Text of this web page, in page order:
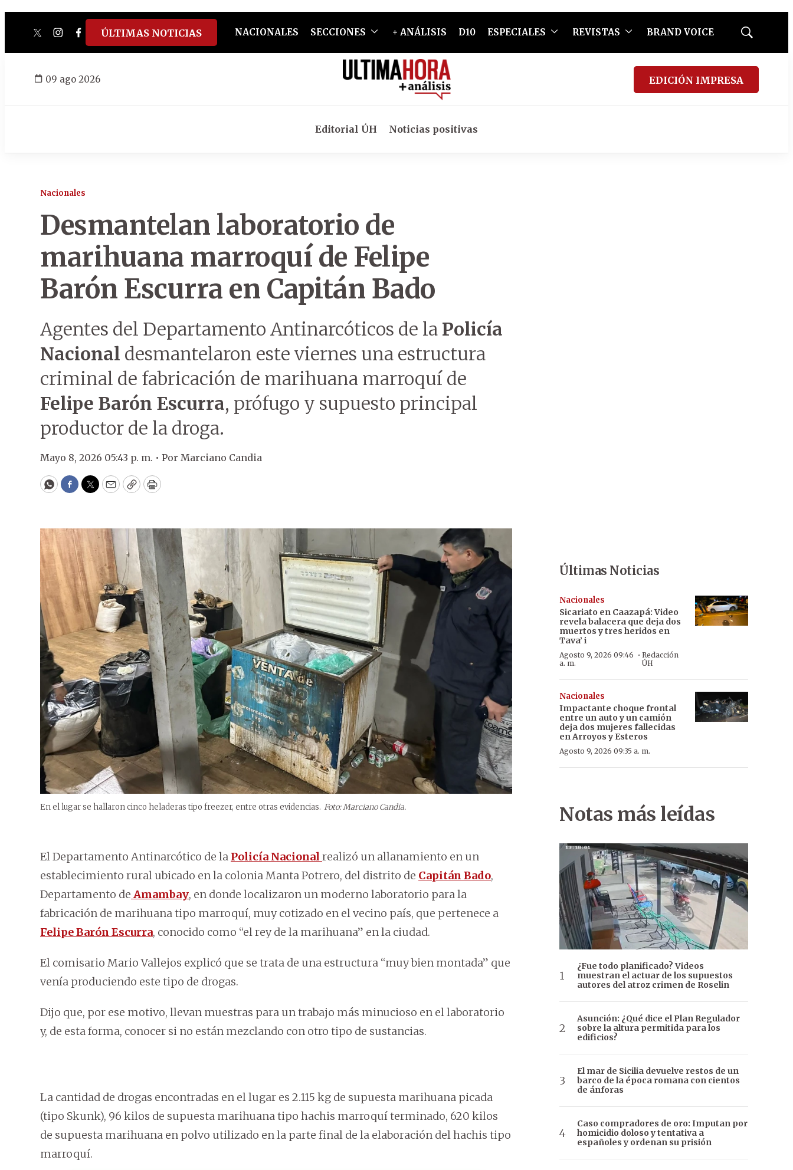
twitterinstagram
facebook
tiktokyoutube
spotify
ÚLTIMAS NOTICIAS NACIONALES SECCIONES + ANÁLISIS D10 ESPECIALES REVISTAS BRAND VOICE
Mostrar
09 ago 2026 EDICIÓN IMPRESA
Editorial ÚH Noticias positivas
Nacionales
Desmantelan laboratorio de
marihuana marroquí de Felipe
Barón Escurra en Capitán Bado
Agentes del Departamento Antinarcóticos de la Policía
Nacional desmantelaron este viernes una estructura
criminal de fabricación de marihuana marroquí de
Felipe Barón Escurra, prófugo y supuesto principal
productor de la droga.
Mayo 8, 2026 05:43 p. m. • Por Marciano Candia
WhatsApp
Facebook
Twitter
EmailCopyPrint
En el lugar se hallaron cinco heladeras tipo freezer, entre otras evidencias. Foto: Marciano Candia.
El Departamento Antinarcótico de la Policía Nacional realizó un allanamiento en un
establecimiento rural ubicado en la colonia Manta Potrero, del distrito de Capitán Bado,
Departamento de Amambay, en donde localizaron un moderno laboratorio para la
fabricación de marihuana tipo marroquí, muy cotizado en el vecino país, que pertenece a
Felipe Barón Escurra, conocido como “el rey de la marihuana” en la ciudad.
El comisario Mario Vallejos explicó que se trata de una estructura “muy bien montada” que
venía produciendo este tipo de drogas.
Dijo que, por ese motivo, llevan muestras para un trabajo más minucioso en el laboratorio
y, de esta forma, conocer si no están mezclando con otro tipo de sustancias.
La cantidad de drogas encontradas en el lugar es 2.115 kg de supuesta marihuana picada
(tipo Skunk), 96 kilos de supuesta marihuana tipo hachis marroquí terminado, 620 kilos
de supuesta marihuana en polvo utilizado en la parte final de la elaboración del hachis tipo
marroquí.
Últimas Noticias
Nacionales
Sicariato en Caazapá: Video
revela balacera que deja dos
muertos y tres heridos en
Tava’ i
Agosto 9, 2026 09:46
a. m.
·Redacción
ÚH
Nacionales
Impactante choque frontal
entre un auto y un camión
deja dos mujeres fallecidas
en Arroyos y Esteros
Agosto 9, 2026 09:35 a. m.
Notas más leídas
¿Fue todo planificado? Videos
muestran el actuar de los supuestos
autores del atroz crimen de Roselin
Asunción: ¿Qué dice el Plan Regulador
sobre la altura permitida para los
edificios?
El mar de Sicilia devuelve restos de un
barco de la época romana con cientos
de ánforas
Caso compradores de oro: Imputan por
homicidio doloso y tentativa a
españoles y ordenan su prisión